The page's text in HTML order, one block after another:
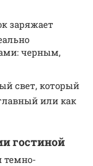
заряжает
черным,
свет, который
или как
гостиной
темно-